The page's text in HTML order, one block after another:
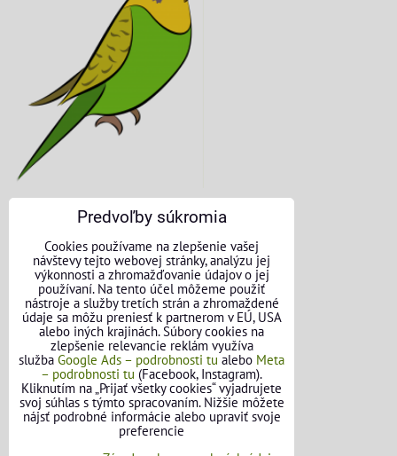
KONTAKTNÉ ÚDAJE
O nás
Kontakt
Požičovňa náradia
Názory našich zákazníkov
Mapa stránok
SLEDUJTE NÁS
Predvoľby súkromia
Cookies používame na zlepšenie vašej
návštevy tejto webovej stránky, analýzu jej
výkonnosti a zhromažďovanie údajov o jej
používaní. Na tento účel môžeme použiť
nástroje a služby tretích strán a zhromaždené
údaje sa môžu preniesť k partnerom v EÚ, USA
alebo iných krajinách. Súbory cookies na
zlepšenie relevancie reklám využíva
služba Google Ads – podrobnosti tu alebo Meta
– podrobnosti tu (Facebook, Instagram).
Kliknutím na „Prijať všetky cookies“ vyjadrujete
svoj súhlas s týmto spracovaním. Nižšie môžete
nájsť podrobné informácie alebo upraviť svoje
preferencie